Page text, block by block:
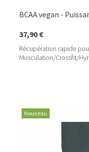
BCAA vegan -
37,90 €
Récupération rapide
Musculation/Crossfit/
Nouveau